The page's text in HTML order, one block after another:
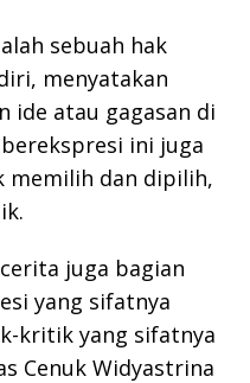
sebuah hak
menyatakan
ide atau gagasan di
ini juga
memilih dan dipilih,
juga bagian
yang sifatnya
kritik yang sifatnya
Cenuk Widyastrina